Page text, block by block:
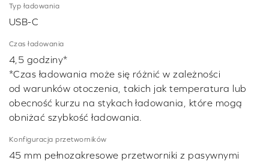
Typ ładowania
USB-C
Czas ładowania
4,5 godziny*
*Czas ładowania może się różnić w zależności
od warunków otoczenia, takich jak temperatura lub
obecność kurzu na stykach ładowania, które mogą
obniżać szybkość ładowania.
Konfiguracja przetworników
45 mm pełnozakresowe przetworniki z pasywnymi